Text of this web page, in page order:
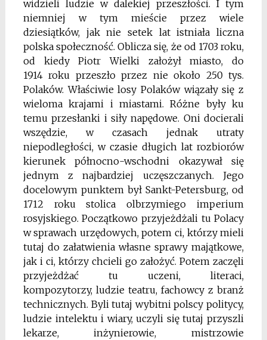
widzieli ludzie w dalekiej przeszłości. I tym
niemniej w tym mieście przez wiele
dziesiątków, jak nie setek lat istniała liczna
polska społeczność. Oblicza się, że od 1703 roku,
od kiedy Piotr Wielki założył miasto, do
1914 roku przeszło przez nie około 250 tys.
Polaków. Właściwie losy Polaków wiązały się z
wieloma krajami i miastami. Różne były ku
temu przesłanki i siły napędowe. Oni docierali
wszędzie, w czasach jednak utraty
niepodległości, w czasie długich lat rozbiorów
kierunek północno-wschodni okazywał się
jednym z najbardziej uczęszczanych. Jego
docelowym punktem był Sankt-Petersburg, od
1712 roku stolica olbrzymiego imperium
rosyjskiego. Początkowo przyjeżdżali tu Polacy
w sprawach urzędowych, potem ci, którzy mieli
tutaj do załatwienia własne sprawy majątkowe,
jak i ci, którzy chcieli go założyć. Potem zaczęli
przyjeżdżać tu uczeni, literaci,
kompozytorzy, ludzie teatru, fachowcy z branż
technicznych. Byli tutaj wybitni polscy politycy,
ludzie intelektu i wiary, uczyli się tutaj przyszli
lekarze, inżynierowie, mistrzowie